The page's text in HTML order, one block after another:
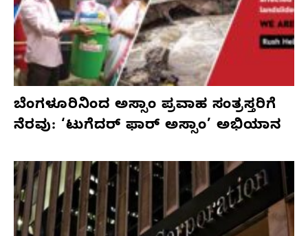
ಬೆಂಗಳೂರಿನಿಂದ ಅಸ್ಸಾಂ ಪ್ರವಾಹ ಸಂತ್ರಸ್ತರಿಗೆ
ನೆರವು: ‘ಟುಗೆದರ್ ಫಾರ್ ಅಸ್ಸಾಂ’ ಅಭಿಯಾನ